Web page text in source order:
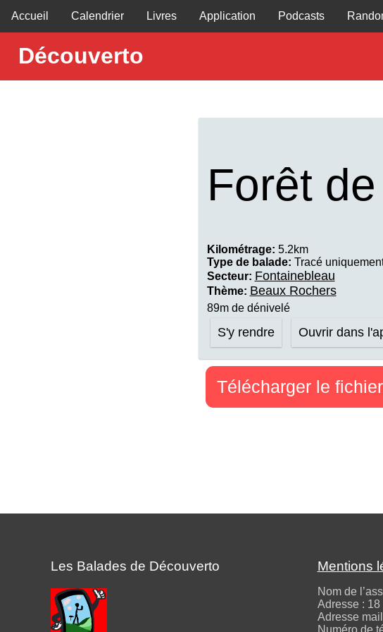
Accueil Calendrier Livres Application Podcasts
Découverto
Forêt
Kilométrage: 5.2km
Type de balade: Tracé
Secteur: Fontainebleau
Thème: Beaux Rochers
89m de dénivelé
S'y rendre Ouvrir dans
Télécharger le
Les Balades de Découverto Mentions
Nom de
Adresse :
Adresse
Numéro de